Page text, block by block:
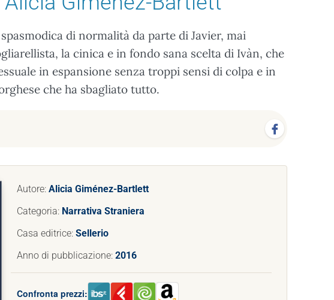
di normalità da parte di Javier, mai
la cinica e in fondo sana scelta di Ivàn, che
in espansione senza troppi sensi di colpa e in
che ha sbagliato tutto.
Autore: Alicia Giménez-Bartlett
Categoria: Narrativa Straniera
Casa editrice: Sellerio
Anno di pubblicazione: 2016
Confronta prezzi: